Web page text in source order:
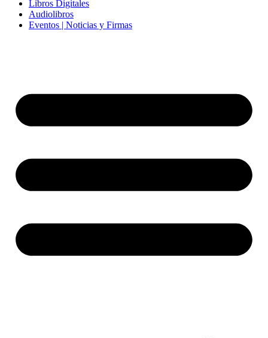
Libros Digitales
Audiolibros
Eventos | Noticias y Firmas